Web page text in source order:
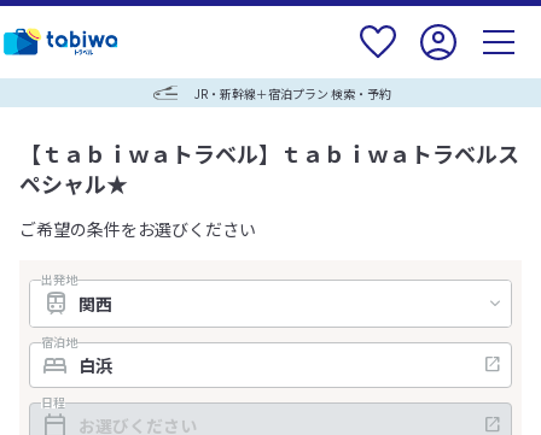
JR・新幹線＋宿泊プラン 検索・予約
【ｔａｂｉｗａトラベル】ｔａｂｉｗａトラベルス
ペシャル★
ご希望の条件をお選びください
出発地
宿泊地
日程